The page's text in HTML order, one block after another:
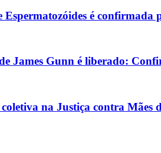
é confirmada
James Gunn é liberado:
na Justiça contra Mães